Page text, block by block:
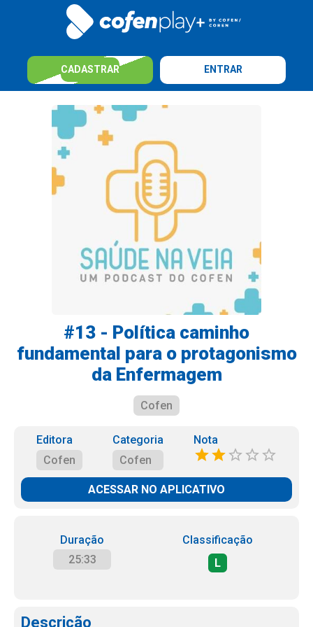
CADASTRAR ENTRAR
#13 - Política caminho
fundamental para o protagonismo
da Enfermagem
Cofen
Editora
Cofen
Categoria
Cofen
Nota
ACESSAR NO APLICATIVO
Duração
25:33
Classificação
L
Descrição